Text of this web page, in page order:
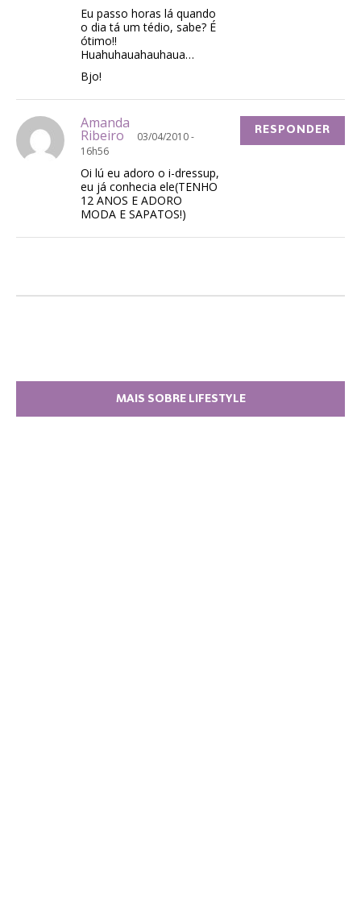
Eu passo horas lá quando
o dia tá um tédio, sabe? É
ótimo!!
Huahuhauahauhaua…
Bjo!
Amanda
Ribeiro
03/04/2010 -
16h56
Oi lú eu adoro o i-dressup,
eu já conhecia ele(TENHO
12 ANOS E ADORO
MODA E SAPATOS!)
RESPONDER
MAIS SOBRE LIFESTYLE